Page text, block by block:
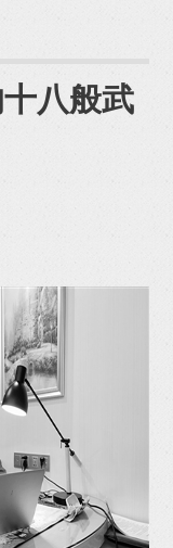
八般武